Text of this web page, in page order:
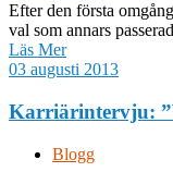
Efter den första
val som annars
Läs Mer
03 augusti 2013
Karriärintervju:
Blogg